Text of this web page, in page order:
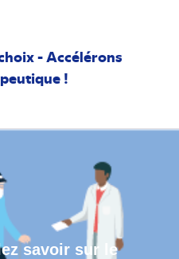
- Accélérons
!
savoir sur le